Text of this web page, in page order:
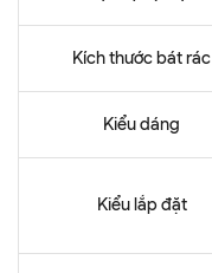
Kích thước bát rác
Kiểu dáng
Kiểu lắp đặt